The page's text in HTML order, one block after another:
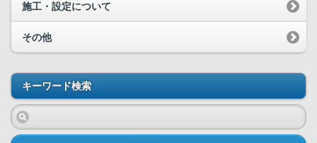
施工・設定について
その他
キーワード検索